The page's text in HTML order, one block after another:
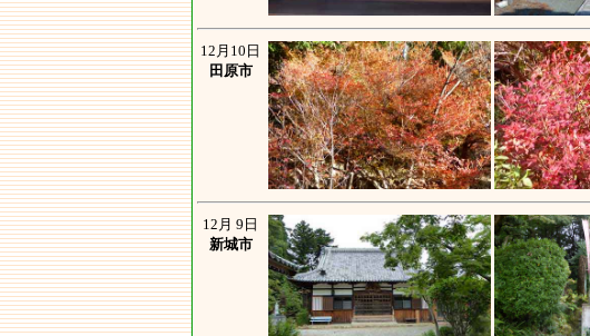
12月10日
田原市
12月 9日
新城市